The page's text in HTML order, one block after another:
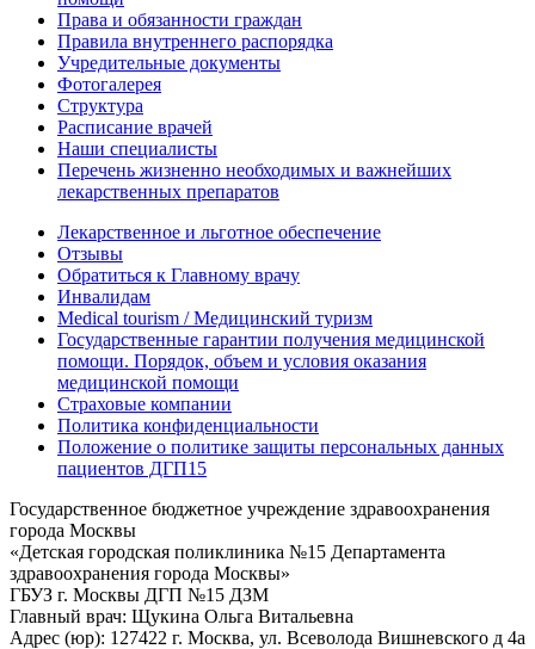
Права и обязанности граждан
Правила внутреннего распорядка
Учредительные документы
Фотогалерея
Структура
Расписание врачей
Наши специалисты
Перечень жизненно необходимых и важнейших
лекарственных препаратов
Лекарственное и льготное обеспечение
Отзывы
Обратиться к Главному врачу
Инвалидам
Medical tourism / Медицинский туризм
Государственные гарантии получения медицинской
помощи. Порядок, объем и условия оказания
медицинской помощи
Страховые компании
Политика конфиденциальности
Положение о политике защиты персональных данных
пациентов ДГП15
Государственное бюджетное учреждение здравоохранения
города Москвы
«Детская городская поликлиника №15 Департамента
здравоохранения города Москвы»
ГБУЗ г. Москвы ДГП №15 ДЗМ
Главный врач: Щукина Ольга Витальевна
Адрес (юр): 127422 г. Москва, ул. Всеволода Вишневского д 4а